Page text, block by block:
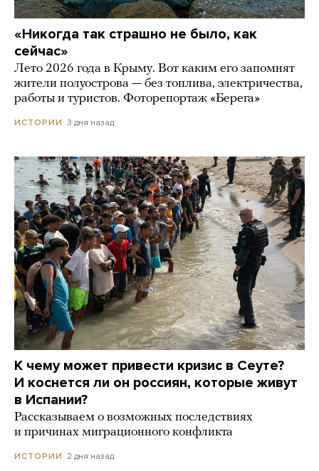
«Никогда так страшно не было, как
сейчас»
Лето 2026 года в Крыму. Вот каким его запомнят
жители полуострова — без топлива, электричества,
работы и туристов. Фоторепортаж «Берега»
ИСТОРИИ 3 дня назад
К чему может привести кризис в Сеуте?
И коснется ли он россиян, которые живут
в Испании?
Рассказываем о возможных последствиях
и причинах миграционного конфликта
ИСТОРИИ 2 дня назад